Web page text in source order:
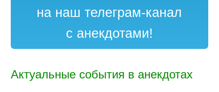
на наш телеграм-канал
с анекдотами!
Актуальные события в анекдотах